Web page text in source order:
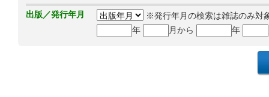
出版／発行年月
※発行年月の検索は雑誌のみ対
年
月から 年